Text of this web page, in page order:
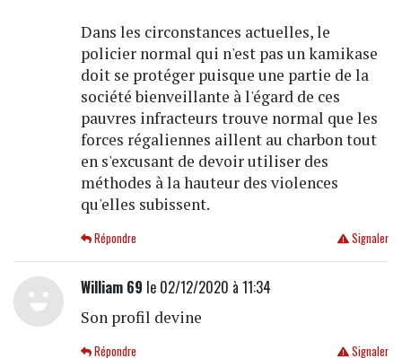
Dans les circonstances actuelles, le
policier normal qui n'est pas un kamikase
doit se protéger puisque une partie de la
société bienveillante à l'égard de ces
pauvres infracteurs trouve normal que les
forces régaliennes aillent au charbon tout
en s'excusant de devoir utiliser des
méthodes à la hauteur des violences
qu'elles subissent.
Signaler
Répondre
William 69 le 02/12/2020 à 11:34
Son profil devine
Signaler
Répondre